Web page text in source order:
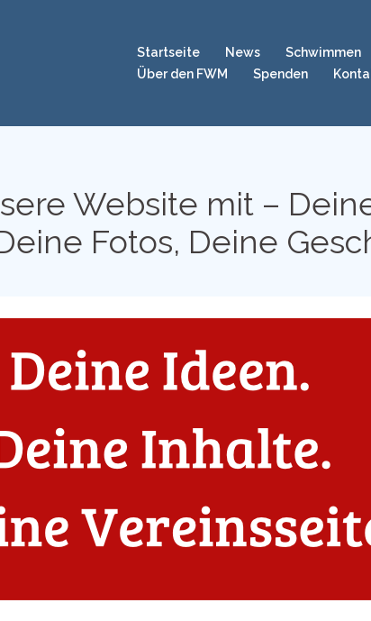
Startseite News Schwimmen
Über den FWM
Spenden
Website mit –
Fotos, Deine